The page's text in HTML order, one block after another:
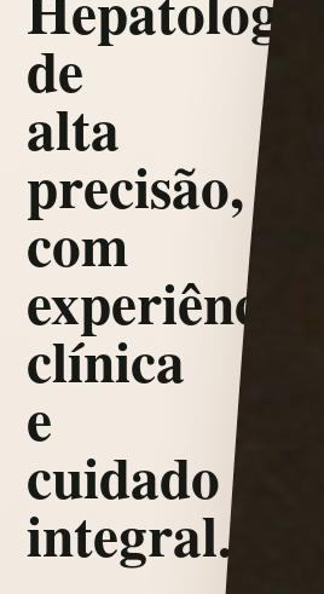
de
alta
precisão,
com
experiência
clínica
e
cuidado
integral.